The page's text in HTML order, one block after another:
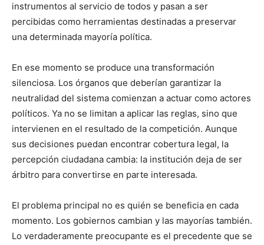
instrumentos al servicio de todos y pasan a ser
percibidas como herramientas destinadas a preservar
una determinada mayoría política.
En ese momento se produce una transformación
silenciosa. Los órganos que deberían garantizar la
neutralidad del sistema comienzan a actuar como actores
políticos. Ya no se limitan a aplicar las reglas, sino que
intervienen en el resultado de la competición. Aunque
sus decisiones puedan encontrar cobertura legal, la
percepción ciudadana cambia: la institución deja de ser
árbitro para convertirse en parte interesada.
El problema principal no es quién se beneficia en cada
momento. Los gobiernos cambian y las mayorías también.
Lo verdaderamente preocupante es el precedente que se